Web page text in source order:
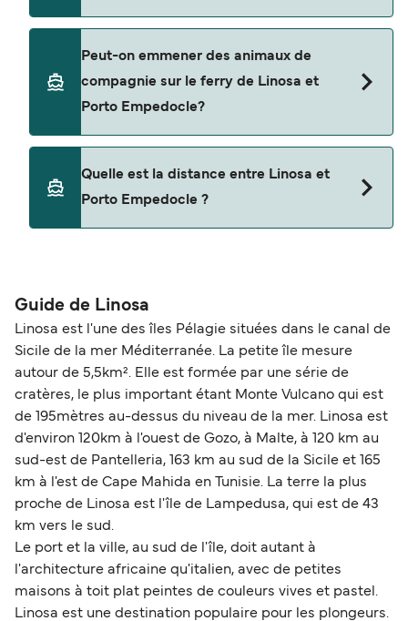
Siremar
Peut-on emmener des animaux de
compagnie sur le ferry de Linosa et
Porto Empedocle?
bord du ferry. Vous aurez peut-être besoin d'un
passeport pour animaux et d'autres documents.
Vous pouvez actuellement emmener des
Quelle est la distance entre Linosa et
Porto Empedocle ?
Guide de Linosa
Linosa est l'une des îles Pélagie situées dans le canal de
Sicile de la mer Méditerranée. La petite île mesure
autour de 5,5km². Elle est formée par une série de
cratères, le plus important étant Monte Vulcano qui est
de 195mètres au-dessus du niveau de la mer. Linosa est
d'environ 120km à l'ouest de Gozo, à Malte, à 120 km au
sud-est de Pantelleria, 163 km au sud de la Sicile et 165
km à l'est de Cape Mahida en Tunisie. La terre la plus
proche de Linosa est l'île de Lampedusa, qui est de 43
km vers le sud.
Le port et la ville, au sud de l'île, doit autant à
l'architecture africaine qu'italien, avec de petites
maisons à toit plat peintes de couleurs vives et pastel.
Linosa est une destination populaire pour les plongeurs.